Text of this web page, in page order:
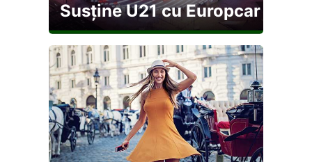
Susține U21 cu Europcar